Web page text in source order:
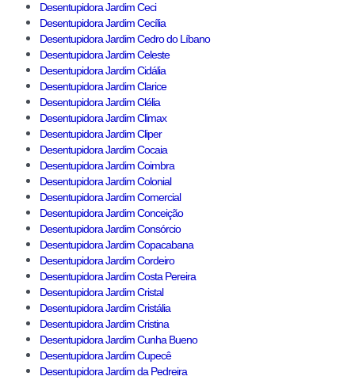
Desentupidora Jardim Ceci
Desentupidora Jardim Cecília
Desentupidora Jardim Cedro do Líbano
Desentupidora Jardim Celeste
Desentupidora Jardim Cidália
Desentupidora Jardim Clarice
Desentupidora Jardim Clélia
Desentupidora Jardim Climax
Desentupidora Jardim Cliper
Desentupidora Jardim Cocaia
Desentupidora Jardim Coimbra
Desentupidora Jardim Colonial
Desentupidora Jardim Comercial
Desentupidora Jardim Conceição
Desentupidora Jardim Consórcio
Desentupidora Jardim Copacabana
Desentupidora Jardim Cordeiro
Desentupidora Jardim Costa Pereira
Desentupidora Jardim Cristal
Desentupidora Jardim Cristália
Desentupidora Jardim Cristina
Desentupidora Jardim Cunha Bueno
Desentupidora Jardim Cupecê
Desentupidora Jardim da Pedreira